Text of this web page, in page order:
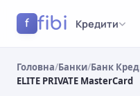
f fibi Кредити
Головна/Банки/Банк
ELITE PRIVATE MasterCard